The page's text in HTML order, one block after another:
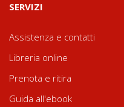
SERVIZI
Assistenza e contatti
Libreria online
Prenota e ritira
Guida all'ebook